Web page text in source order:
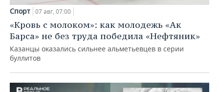
Спорт 07 авг, 07:00
«Кровь с молоком»: как молодежь «Ак
Барса» не без труда победила «Нефтяник»
Казанцы оказались сильнее альметьевцев в серии
буллитов